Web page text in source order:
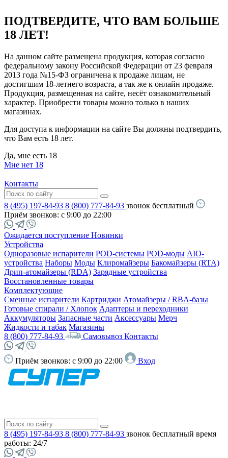
ПОДТВЕРДИТЕ, ЧТО ВАМ БОЛЬШЕ
18 ЛЕТ!
На данном сайте размещена продукция, которая согласно
федеральному закону Российской Федерации от 23 февраля
2013 года №15-ФЗ ограничена к продаже лицам, не
достигшим 18-летнего возраста, а так же к онлайн продаже.
Продукция, размещенная на сайте, несёт ознакомительный
характер. Приобрести товары можно только в наших
магазинах.
Для доступа к информации на сайте Вы должны подтвердить,
что Вам есть 18 лет.
Да, мне есть 18
Мне нет 18
Контакты
8 (495) 197-84-93 8 (800) 777-84-93 звонок бесплатный
Приём звонков: с 9:00 до 22:00
Ожидается поступление Новинки
Устройства
Одноразовые испарители POD-системы POD-моды AIO-
устройства Наборы Моды Клиромайзеры Бакомайзеры (RTA)
Дрип-атомайзеры (RDA) Зарядные устройства
Восстановленные товары
Комплектующие
Сменные испарители Картриджи Атомайзеры / RBA-базы
Готовые спирали / Хлопок Адаптеры и переходники
Аккумуляторы Запасные части Аксессуары Мерч
Жидкости и табак Магазины
8 (800) 777-84-93
Самовывоз Контакты
Приём звонков: с 9:00 до 22:00 Вход
8 (495) 197-84-93 8 (800) 777-84-93 звонок бесплатный время
работы: 24/7